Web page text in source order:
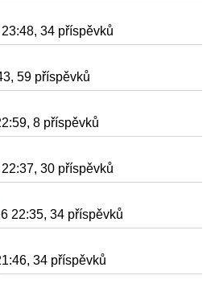
34 příspěvků
59 příspěvků
8 příspěvků
30 příspěvků
22:35, 34 příspěvků
34 příspěvků